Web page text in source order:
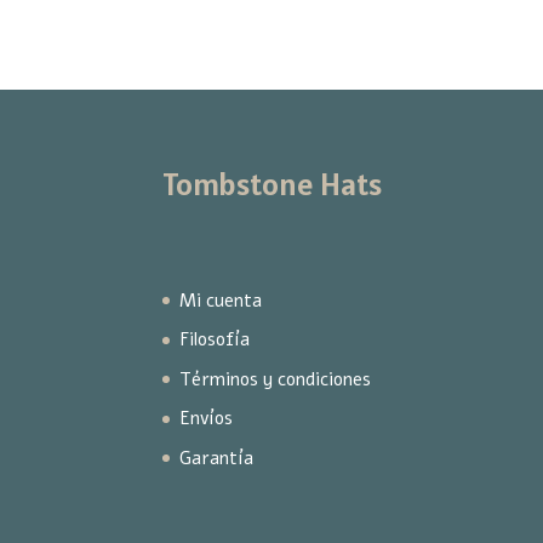
Tombstone Hats
Mi cuenta
Filosofía
Términos y condiciones
Envíos
Garantía